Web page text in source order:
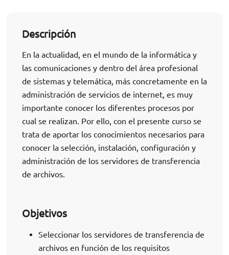
Descripción
En la actualidad, en el mundo de la informática y
las comunicaciones y dentro del área profesional
de sistemas y telemática, más concretamente en la
administración de servicios de internet, es muy
importante conocer los diferentes procesos por
cual se realizan. Por ello, con el presente curso se
trata de aportar los conocimientos necesarios para
conocer la selección, instalación, configuración y
administración de los servidores de transferencia
de archivos.
Objetivos
Seleccionar los servidores de transferencia de
archivos en función de los requisitos